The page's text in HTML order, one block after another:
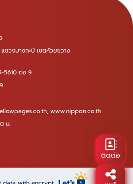
ขวงบางกะปิ เขตห้วยขวาง
5610 ต่อ 9
, www.nippon.co.th
น.
ติดต่อ